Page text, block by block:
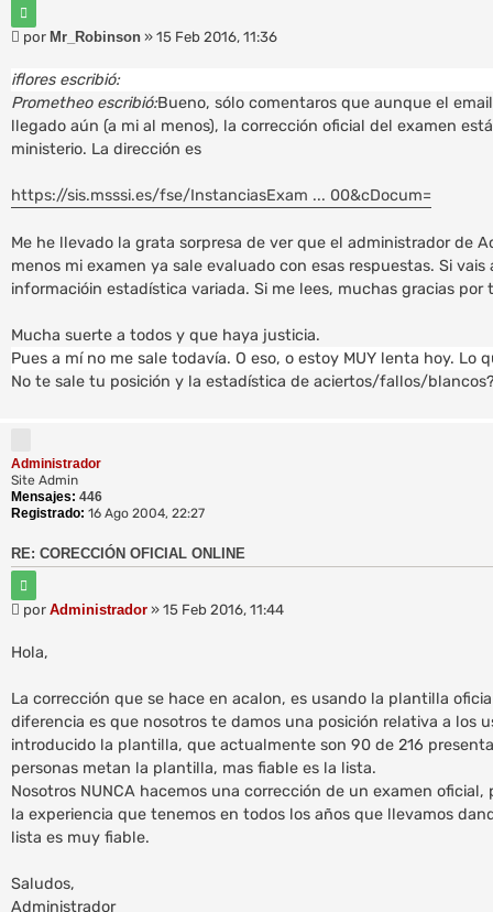
i
t
M
n
a
j
e
por Mr_Robinson » 15 Feb 2016, 11:36
iflores escribió:
Prometheo escribió:Bueno, sólo comentaros que aunque el
llegado aún (a mi al menos), la corrección oficial del examen
ministerio. La dirección es
https://sis.msssi.es/fse/InstanciasExam ... 00&cDocum=
Me he llevado la grata sorpresa de ver que el administrador de
menos mi examen ya sale evaluado con esas respuestas. Si vais
informacióin estadística variada. Si me lees, muchas gracias por
Mucha suerte a todos y que haya justicia.
Pues a mí no me sale todavía. O eso, o estoy MUY lenta hoy. Lo
No te sale tu posición y la estadística de aciertos/fallos/
Administrador
Site Admin
Mensajes: 446
Registrado: 16 Ago 2004, 22:27
RE: CORECCIÓN OFICIAL ONLINE
i
t
M
n
j
e
por Administrador » 15 Feb 2016, 11:44
Hola,
La corrección que se hace en acalon, es usando la plantilla
diferencia es que nosotros te damos una posición relativa a los
introducido la plantilla, que actualmente son 90 de 216
personas metan la plantilla, mas fiable es la lista.
Nosotros NUNCA hacemos una corrección de un examen oficial,
la experiencia que tenemos en todos los años que llevamos
lista es muy fiable.
Saludos,
Administrador